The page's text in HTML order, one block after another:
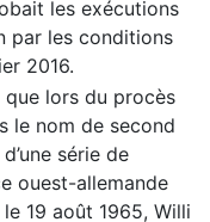
les exécutions
par les conditions
2016.
que lors du procès
le nom de second
série de